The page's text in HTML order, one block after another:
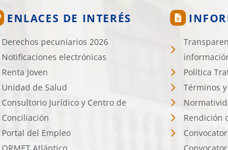
ENLACES DE INTERÉS
Derechos pecuniarios 2026
Notificaciones electrónicas
Renta Joven
Unidad de Salud
Consultorio Jurídico y Centro de
Conciliación
Portal del Empleo
Política
Términos
Rendición